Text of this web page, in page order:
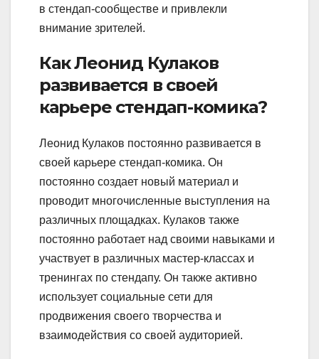
в стендап-сообществе и привлекли
внимание зрителей.
Как Леонид Кулаков
развивается в своей
карьере стендап-комика?
Леонид Кулаков постоянно развивается в
своей карьере стендап-комика. Он
постоянно создает новый материал и
проводит многочисленные выступления на
различных площадках. Кулаков также
постоянно работает над своими навыками и
участвует в различных мастер-классах и
тренингах по стендапу. Он также активно
использует социальные сети для
продвижения своего творчества и
взаимодействия со своей аудиторией.